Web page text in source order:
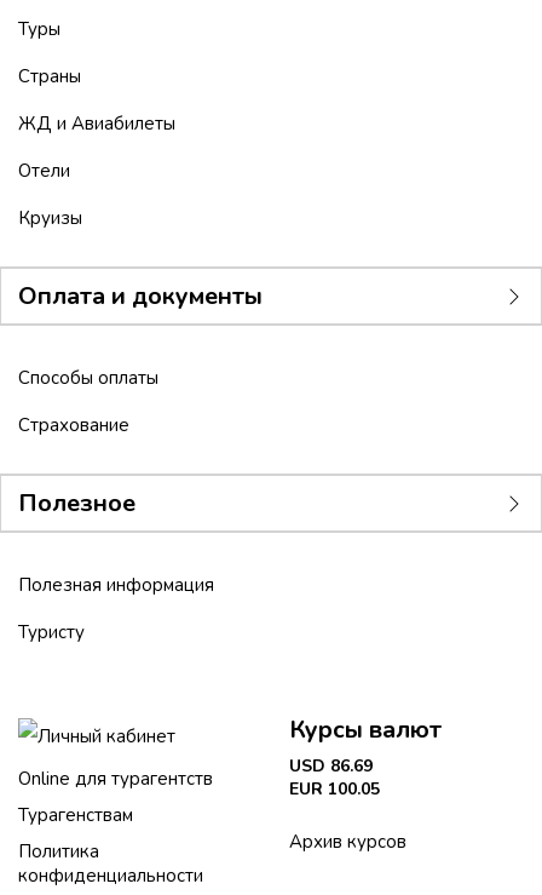
Туры
Страны
ЖД и Авиабилеты
Отели
Круизы
Оплата и документы
Способы оплаты
Страхование
Полезное
Полезная информация
Туристу
Личный кабинет
Online для турагентств
Турагенствам
Политика
конфиденциальности
Курсы валют
USD 86.69
EUR 100.05
Архив курсов